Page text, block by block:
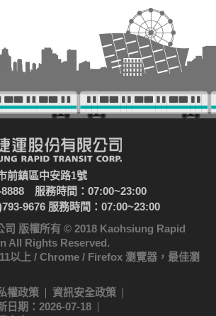
前鎮區中安路1號
8888 服務時間：07:00~23:00
9676 服務時間：07:00~23:00
司 版權所有 © 2018 Kaohsiung Rapid
All Rights Reserved.
以上 / Chrome / Firefox 瀏覽器，最佳瀏
權政策
資訊安全政策
日期：2026-07-18